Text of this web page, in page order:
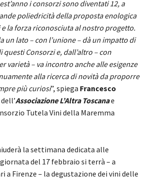
i consorzi sono diventati 12, a
poliedricità della proposta enologica
la forza riconosciuta al nostro progetto.
un lato – con l’unione – dà un impatto di
questi Consorzi e, dall’altro – con
varietà – va incontro anche alle esigenze
alla ricerca di novità da proporre
più curiosi”, spiega Francesco
Associazione L’Altra Toscanae
Tutela Vini della Maremma
la settimana dedicata alle
del 17 febbraio si terrà – a
a Firenze – la degustazione dei vini delle